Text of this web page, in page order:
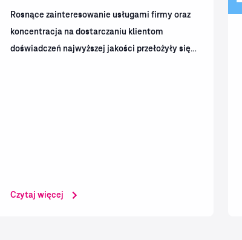
Rosnące zainteresowanie usługami firmy oraz
koncentracja na dostarczaniu klientom
doświadczeń najwyższej jakości przełożyły się
Czytaj więcej